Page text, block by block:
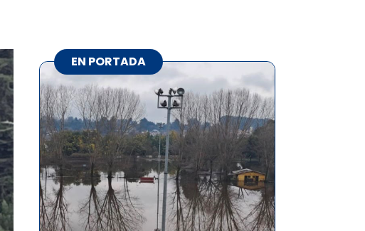
EN PORTADA